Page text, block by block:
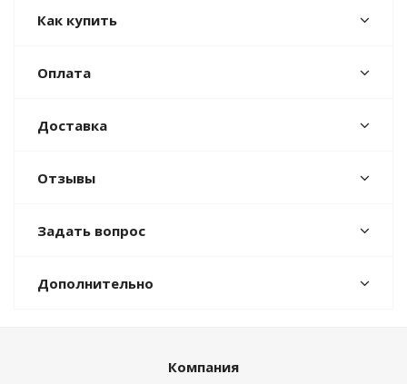
Как купить
Оплата
Доставка
Отзывы
Задать вопрос
Дополнительно
Компания